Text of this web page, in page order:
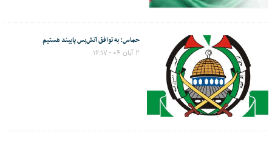
حماس: به توافق آتش‌بس پایبند هستیم
۲ آبان ۰۴ - ۱۶:۱۷